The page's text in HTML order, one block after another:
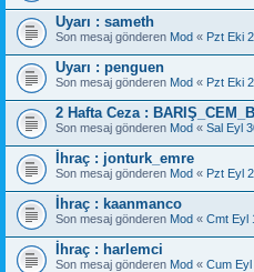
Uyarı : sameth
Son mesaj gönderen Mod « Pzt Eki
Uyarı : penguen
Son mesaj gönderen Mod « Pzt Eki
2 Hafta Ceza :
Son mesaj gönderen Mod « Sal Eyl
İhraç : jonturk_emre
Son mesaj gönderen Mod « Pzt Eyl
İhraç : kaanmanco
Son mesaj gönderen Mod « Cmt Eyl
İhraç : harlemci
Son mesaj gönderen Mod « Cum